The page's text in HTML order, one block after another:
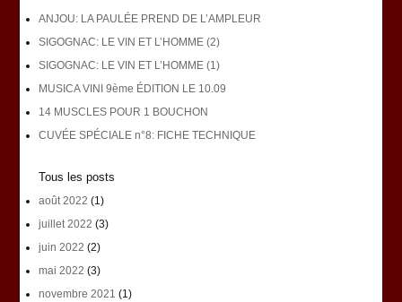
ANJOU: LA PAULÉE PREND DE L’AMPLEUR
SIGOGNAC: LE VIN ET L’HOMME (2)
SIGOGNAC: LE VIN ET L’HOMME (1)
MUSICA VINI 9ème ÉDITION LE 10.09
14 MUSCLES POUR 1 BOUCHON
CUVÉE SPÉCIALE n°8: FICHE TECHNIQUE
Tous les posts
août 2022 (1)
juillet 2022 (3)
juin 2022 (2)
mai 2022 (3)
novembre 2021 (1)